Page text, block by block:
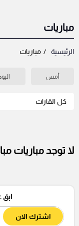
مباريات
الرئيسية مباريات
أمس
كل القارات
لا توجد مباريات
ابق
اشترك الان